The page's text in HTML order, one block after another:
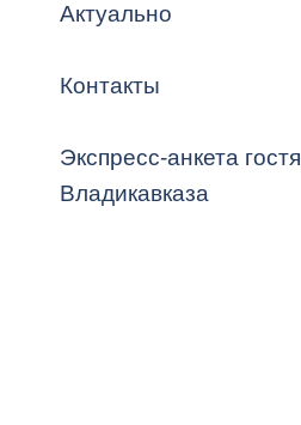
Актуально
Контакты
Экспресс-анкета гостя
Владикавказа